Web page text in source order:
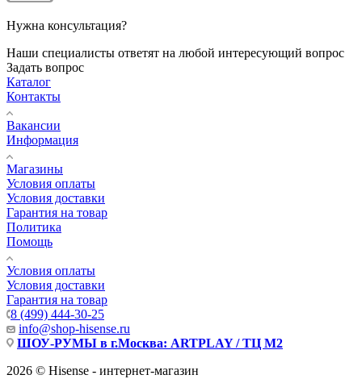
Нужна консультация?
Наши специалисты ответят на любой интересующий вопрос
Задать вопрос
Каталог
Контакты
Вакансии
Информация
Магазины
Условия оплаты
Условия доставки
Гарантия на товар
Политика
Помощь
Условия оплаты
Условия доставки
Гарантия на товар
8 (499) 444-30-25
info@shop-hisense.ru
ШОУ-РУМЫ в г.Москва: ARTPLAY / ТЦ М2
2026 © Hisense - интернет-магазин